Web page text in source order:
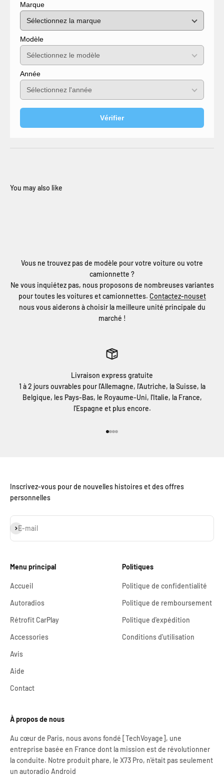
Marque
Modèle
Année
Vérifier
Vous ne trouvez pas de modèle pour votre voiture ou votre
camionnette ?
Ne vous inquiétez pas, nous proposons de nombreuses variantes
pour toutes les voitures et camionnettes. Contactez-nouset
nous vous aiderons à choisir la meilleure unité principale du
marché !
Livraison express gratuite
1 à 2 jours ouvrables pour l'Allemagne, l'Autriche, la Suisse, la
Belgique, les Pays-Bas, le Royaume-Uni, l'Italie, la France,
l'Espagne et plus encore.
Inscrivez-vous pour de nouvelles histoires et des offres
personnelles
E-mail
S'inscrire
Menu principal
Accueil
Autoradios
Rétrofit CarPlay
Accessories
Avis
Aide
Contact
Politiques
Politique de confidentialité
Politique de remboursement
Politique d'expédition
Conditions d'utilisation
À propos de nous
Au cœur de Paris, nous avons fondé [TechVoyage], une
entreprise basée en France dont la mission est de révolutionner
la conduite. Notre produit phare, le X73 Pro, n'était pas seulement
un autoradio Android